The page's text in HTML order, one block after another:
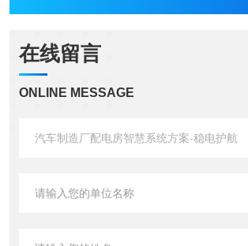
在线留言
ONLINE MESSAGE